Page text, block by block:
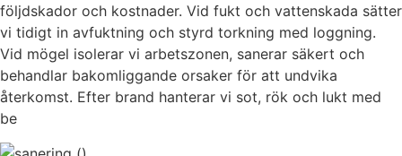
följdskador och kostnader. Vid fukt och vattenskada sätter
vi tidigt in avfuktning och styrd torkning med loggning.
Vid mögel isolerar vi arbetszonen, sanerar säkert och
behandlar bakomliggande orsaker för att undvika
återkomst. Efter brand hanterar vi sot, rök och lukt med
be